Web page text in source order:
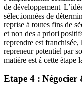
de développement.
sélectionnées de
reprise à toutes fins de
et non des a priori
reprendre est
repreneur potentiel par
matière est à cette étape
Etape 4 : Négocier